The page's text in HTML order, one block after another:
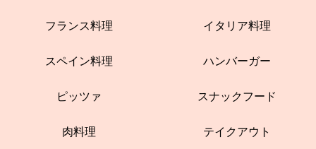
フランス料理 イタリア料理
スペイン料理 ハンバーガー
ピッツァ スナックフード
肉料理 テイクアウト